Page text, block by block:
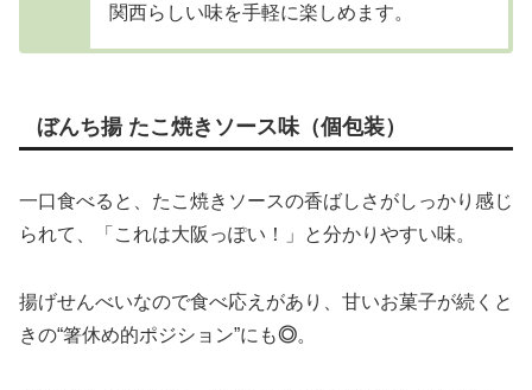
関西らしい味を手軽に楽しめます。
ぼんち揚 たこ焼きソース味（個包装）
一口食べると、たこ焼きソースの香ばしさがしっかり感じ
られて、「これは大阪っぽい！」と分かりやすい味。
揚げせんべいなので食べ応えがあり、甘いお菓子が続くと
きの“箸休め的ポジション”にも◎。